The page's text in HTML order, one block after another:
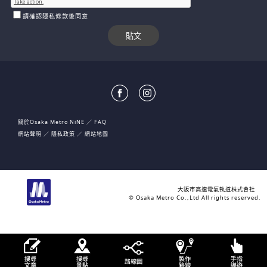
請確認隱私條款後同意
關於Osaka Metro NiNE
FAQ
網站聲明
隱私政策 網站地圖
大阪市高速電氣軌道株式會社
© Osaka Metro Co.,Ltd All rights reserved.